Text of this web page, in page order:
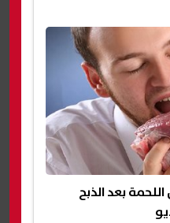
بعد الذبح